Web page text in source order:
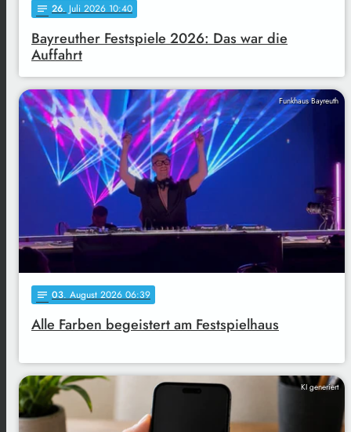
notes 26. Juli 2026 10:40
Bayreuther Festspiele 2026: Das war die
Auffahrt
Funkhaus Bayreuth
notes 03. August 2026 06:39
Alle Farben begeistert am Festspielhaus
KI generiert